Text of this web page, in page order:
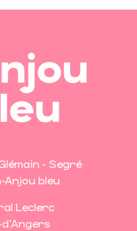
- Segré
bleu
Leclerc